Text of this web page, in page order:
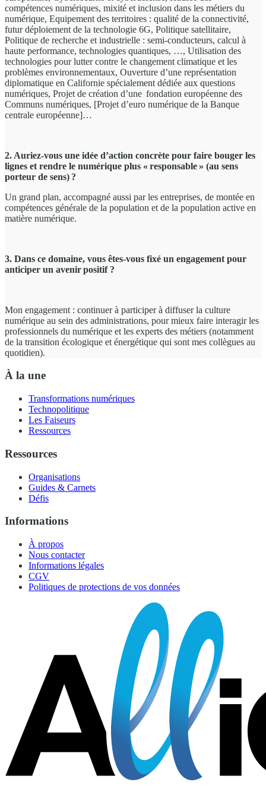
compétences numériques, mixité et inclusion dans les métiers du
numérique, Equipement des territoires : qualité de la connectivité,
futur déploiement de la technologie 6G, Politique satellitaire,
Politique de recherche et industrielle : semi-conducteurs, calcul à
haute performance, technologies quantiques, …, Utilisation des
technologies pour lutter contre le changement climatique et les
problèmes environnementaux, Ouverture d’une représentation
diplomatique en Californie spécialement dédiée aux questions
numériques, Projet de création d’une fondation européenne des
Communs numériques, [Projet d’euro numérique de la Banque
centrale européenne]…
2. Auriez-vous une idée d’action concrète pour faire bouger les
lignes et rendre le numérique plus « responsable » (au sens
porteur de sens) ?
Un grand plan, accompagné aussi par les entreprises, de montée en
compétences générale de la population et de la population active en
matière numérique.
3. Dans ce domaine, vous êtes-vous fixé un engagement pour
anticiper un avenir positif ?
Mon engagement : continuer à participer à diffuser la culture
numérique au sein des administrations, pour mieux faire interagir les
professionnels du numérique et les experts des métiers (notamment
de la transition écologique et énergétique qui sont mes collègues au
quotidien).
À la une
Transformations numériques
Technopolitique
Les Faiseurs
Ressources
Ressources
Organisations
Guides & Carnets
Défis
Informations
À propos
Nous contacter
Informations légales
CGV
Politiques de protections de vos données